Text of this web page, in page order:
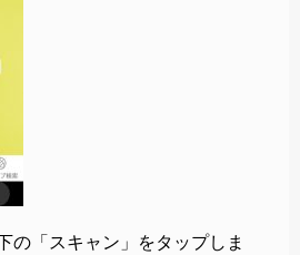
の「スキャン」をタップしま